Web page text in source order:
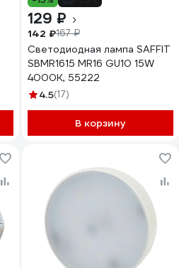
129 ₽
142 ₽167 ₽
Светодиодная лампа SAFFIT
SBMR1615 MR16 GU10 15W
4000K, 55222
4.5(17)
В корзину